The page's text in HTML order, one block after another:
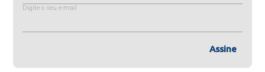
Digite o seu e-mail
Assine